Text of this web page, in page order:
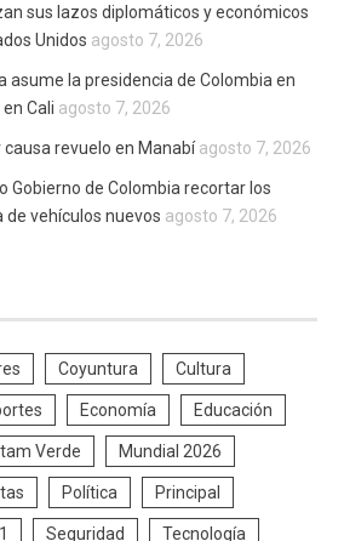
sus lazos diplomáticos y económicos
Unidos agosto 7, 2026
asume la presidencia de Colombia en
Cali agosto 7, 2026
revuelo en Manabí agosto 7, 2026
Gobierno de Colombia recortar los
vehículos nuevos agosto 7, 2026
Coyuntura Cultura
Economía Educación
Verde Mundial 2026
Política Principal
Seguridad Tecnología